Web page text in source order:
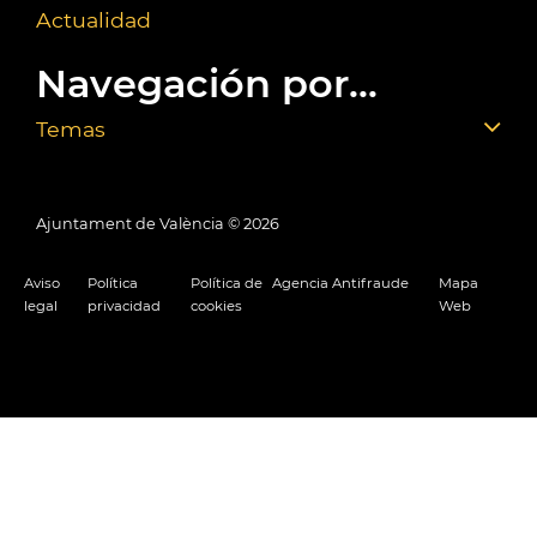
Actualidad
Navegación por...
Temas
Ajuntament de València © 2026
Aviso
legal
Política
privacidad
Política de
cookies
Agencia Antifraude
Mapa
Web